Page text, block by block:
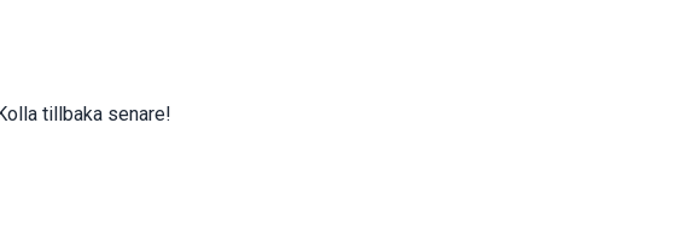
tillbaka senare!